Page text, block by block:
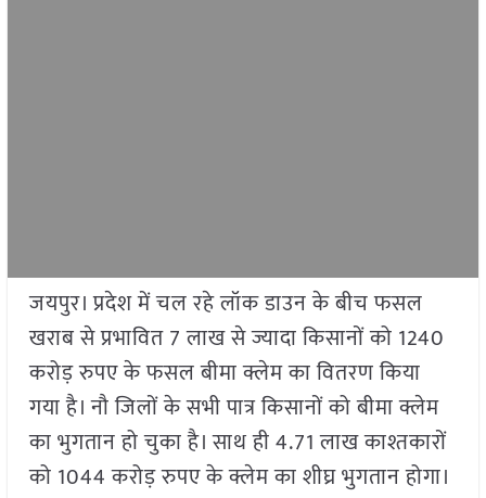
जयपुर। प्रदेश में चल रहे लॉक डाउन के बीच फसल
खराब से प्रभावित 7 लाख से ज्यादा किसानों को 1240
करोड़ रुपए के फसल बीमा क्लेम का वितरण किया
गया है। नौ जिलों के सभी पात्र किसानों को बीमा क्लेम
का भुगतान हो चुका है। साथ ही 4.71 लाख काश्तकारों
को 1044 करोड़ रुपए के क्लेम का शीघ्र भुगतान होगा।